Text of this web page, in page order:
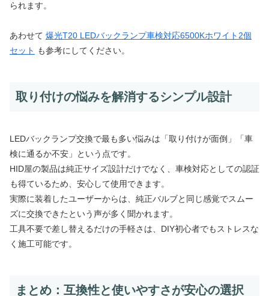
られます。
あわせて 爆光T20 LEDバックランプ車検対応6500Kホワイト2個
セット も参考にしてください。
取り付けの悩みを解消するシンプル設計
LEDバックランプ交換で最も多い悩みは「取り付けが面倒」「車
検に通るか不安」という点です。
HID屋の製品は純正サイズ設計だけでなく、車検対応としての認証
も得ているため、安心して使用できます。
実際に装着したユーザーからは、純正バルブと同じ感覚でスムー
ズに交換できたという声が多く聞かれます。
工具不要で差し替えるだけの手軽さは、DIY初心者でもストレスな
く施工可能です。
まとめ：互換性と使いやすさが安心の選択